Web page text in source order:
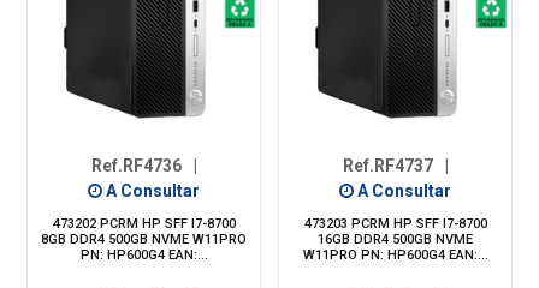
Ref.RF4736
A Consultar
473202 PCRM HP SFF I7-8700
8GB DDR4 500GB NVME W11PRO
PN: HP600G4 EAN:...
Ref.RF4737
A Consultar
473203 PCRM HP SFF I7-8700
16GB DDR4 500GB NVME
W11PRO PN: HP600G4 EAN:...